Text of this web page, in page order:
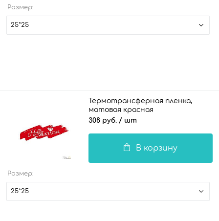
Размер:
25*25
Термотрансферная пленка,
матовая красная
308 руб. / шт
В корзину
Размер:
25*25